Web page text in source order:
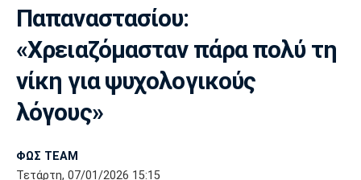
AUTO-MOTO PLUS
Super League 1
Super League 2
Γ Εθνική
Μπάσκετ
Ελλάδα
Εθνική
Ολυμπιακοί Αγώνες
Βόλεϊ
Ολυμπιακός ΑΕΚ ΠΑΟΚ
Παπαναστασίου:
«Χρειαζόμασταν πάρα πολύ τη
νίκη για ψυχολογικούς
λόγους»
ΦΩΣ TEAM
Τετάρτη, 07/01/2026 15:15